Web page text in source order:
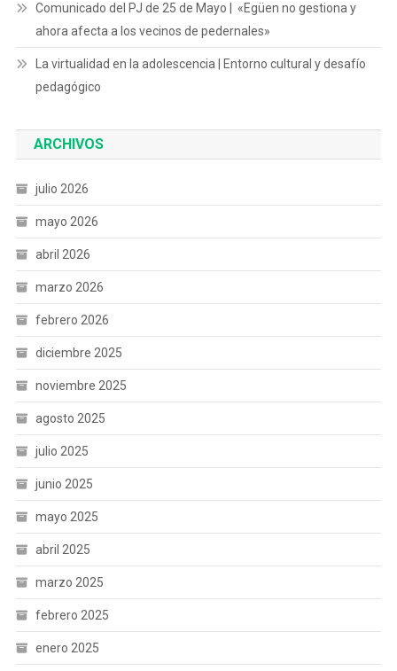
Comunicado del PJ de 25 de Mayo | «Egüen no gestiona y
ahora afecta a los vecinos de pedernales»
La virtualidad en la adolescencia | Entorno cultural y desafío
pedagógico
ARCHIVOS
julio 2026
mayo 2026
abril 2026
marzo 2026
febrero 2026
diciembre 2025
noviembre 2025
agosto 2025
julio 2025
junio 2025
mayo 2025
abril 2025
marzo 2025
febrero 2025
enero 2025